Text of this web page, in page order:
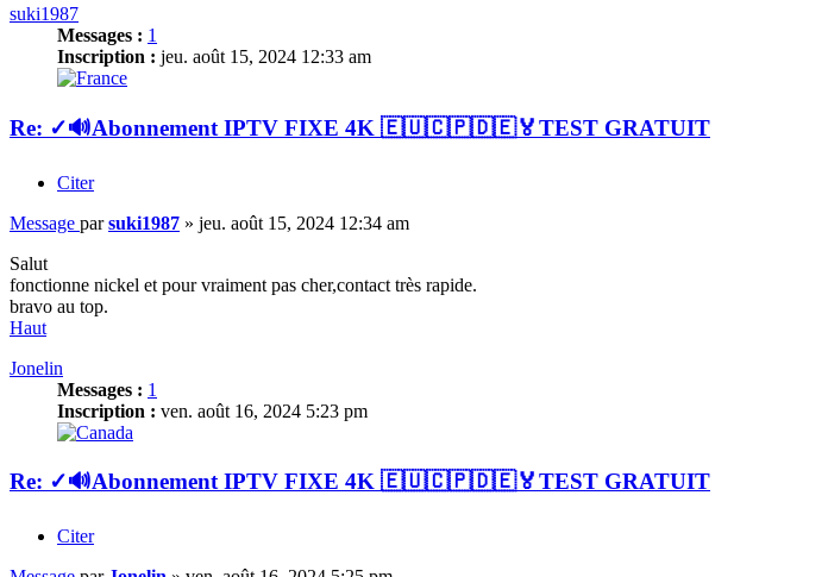
suki1987
Messages : 1
Inscription : jeu. août 15, 2024 12:33 am
Re: ✓🔊Abonnement IPTV FIXE 4K 🇪🇺🇨🇵🇩🇪🏅TEST GRATUIT
Citer
Message parsuki1987 » jeu. août 15, 2024 12:34 am
Salut
fonctionne nickel et pour vraiment pas cher,contact très rapide.
bravo au top.
Haut
Jonelin
Messages : 1
Inscription : ven. août 16, 2024 5:23 pm
Re: ✓🔊Abonnement IPTV FIXE 4K 🇪🇺🇨🇵🇩🇪🏅TEST GRATUIT
Citer